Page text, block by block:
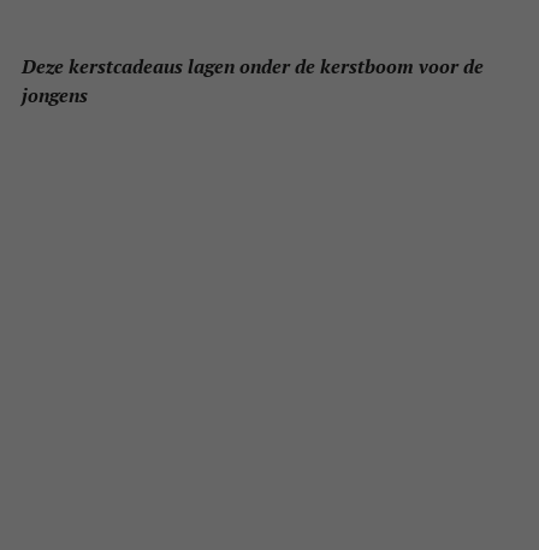
Deze kerstcadeaus lagen onder de kerstboom voor de
jongens